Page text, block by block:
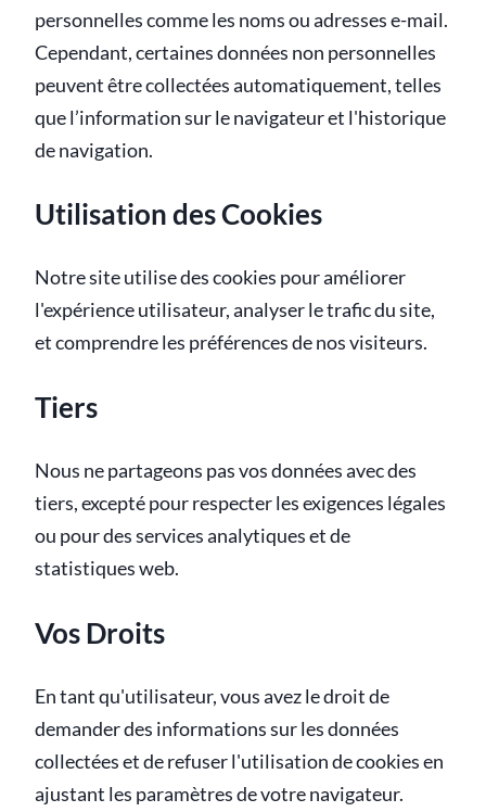
personnelles comme les noms ou adresses e-mail.
Cependant, certaines données non personnelles
peuvent être collectées automatiquement, telles
que l’information sur le navigateur et l'historique
de navigation.
Utilisation des Cookies
Notre site utilise des cookies pour améliorer
l'expérience utilisateur, analyser le trafic du site,
et comprendre les préférences de nos visiteurs.
Tiers
Nous ne partageons pas vos données avec des
tiers, excepté pour respecter les exigences légales
ou pour des services analytiques et de
statistiques web.
Vos Droits
En tant qu'utilisateur, vous avez le droit de
demander des informations sur les données
collectées et de refuser l'utilisation de cookies en
ajustant les paramètres de votre navigateur.